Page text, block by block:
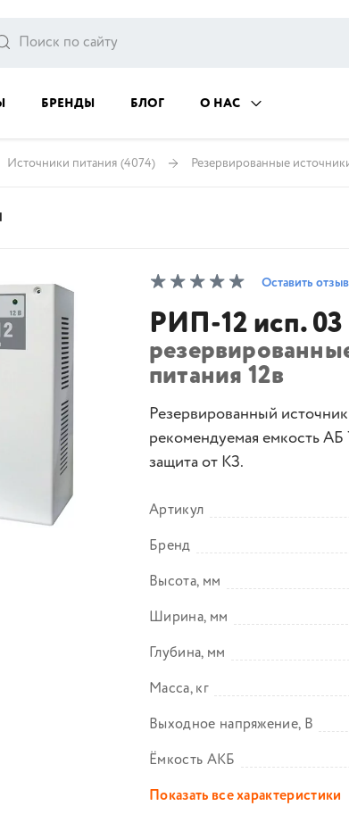
БРЕНДЫ БЛОГ О НАС
Источники питания (4074) Резервированные
Оставить отзыв
РИП-12 исп.
питания 12в
Резервированный
рекомендуемая емкость
защита от КЗ.
Артикул
Бренд
Высота, мм
Ширина, мм
Глубина, мм
Масса, кг
Выходное напряжение, В
Ёмкость АКБ
Показать все характеристики